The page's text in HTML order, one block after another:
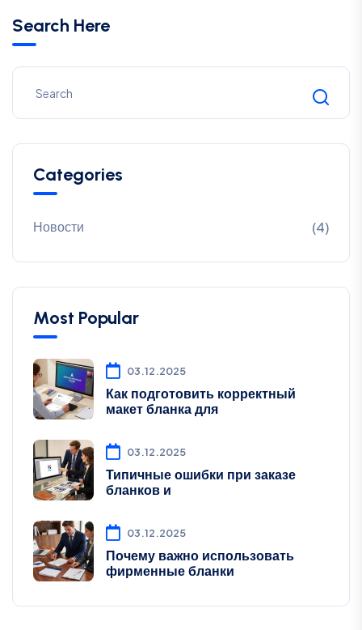
Search Here
Categories
Новости (4)
Most Popular
03.12.2025
Как подготовить корректный
макет бланка для
03.12.2025
Типичные ошибки при заказе
бланков и
03.12.2025
Почему важно использовать
фирменные бланки